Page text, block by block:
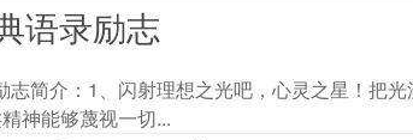
语录励志
志简介：1、闪射理想之光吧，心灵之星！把
神能够蔑视一切...